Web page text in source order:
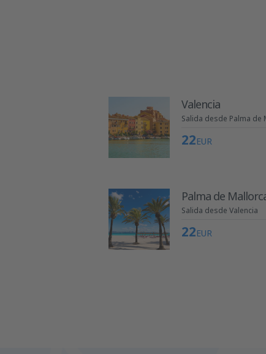
Valencia
Salida desde Palma de
22EUR
Palma de
Salida desde Valencia
22EUR